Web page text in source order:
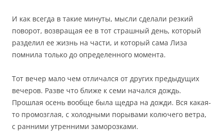
И как всегда в такие минуты, мысли сделали резкий
поворот, возвращая ее в тот страшный день, который
разделил ее жизнь на части, и который сама Лиза
помнила только до определенного момента.
Тот вечер мало чем отличался от других предыдущих
вечеров. Разве что ближе к семи начался дождь.
Прошлая осень вообще была щедра на дожди. Вся какая-
то промозглая, с холодными порывами колючего ветра,
с ранними утренними заморозками.